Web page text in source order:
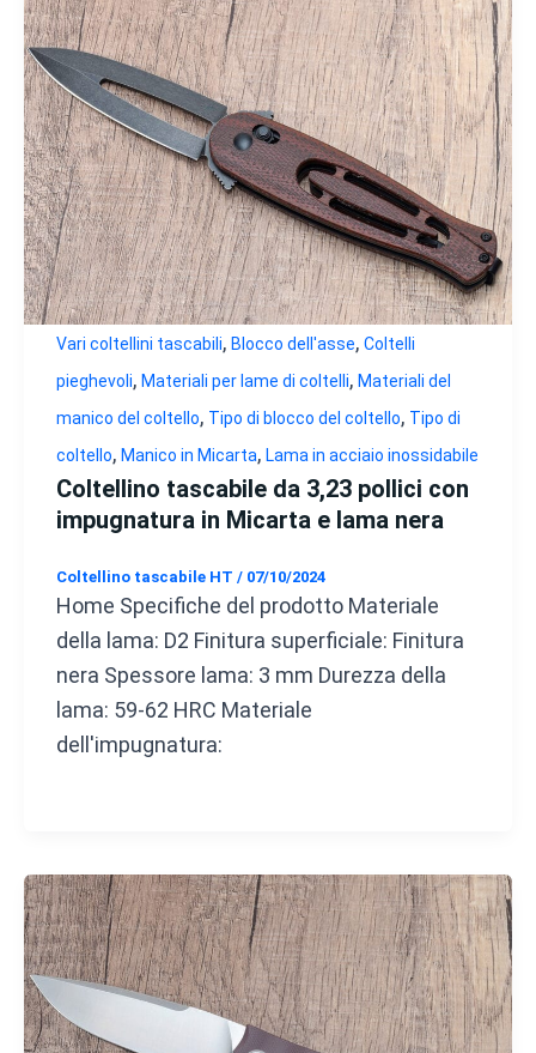
Vari coltellini tascabili, Blocco dell'asse, Coltelli
pieghevoli, Materiali per lame di coltelli, Materiali del
manico del coltello, Tipo di blocco del coltello, Tipo di
coltello, Manico in Micarta, Lama in acciaio inossidabile
Coltellino tascabile da 3,23 pollici con
impugnatura in Micarta e lama nera
Coltellino tascabile HT / 07/10/2024
Home Specifiche del prodotto Materiale
della lama: D2 Finitura superficiale: Finitura
nera Spessore lama: 3 mm Durezza della
lama: 59-62 HRC Materiale
dell'impugnatura: